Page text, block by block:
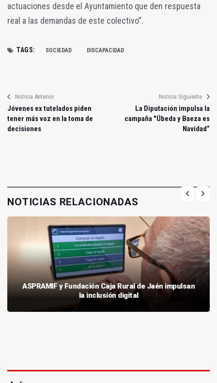
actuaciones desde el Ayuntamiento que den respuesta
real a las demandas de este colectivo”.
TAGS: SOCIEDAD DISCAPACIDAD
Noticia Anterior
Jóvenes ex tutelados piden
tener más voz en la toma de
decisiones
Noticia Siguiente
La Diputación impulsa la
campaña "Úbeda y Baeza es
Navidad”
NOTICIAS RELACIONADAS
ASPRAMIF y Fundación Caja Rural de Jaén impulsan
la inclusión digital